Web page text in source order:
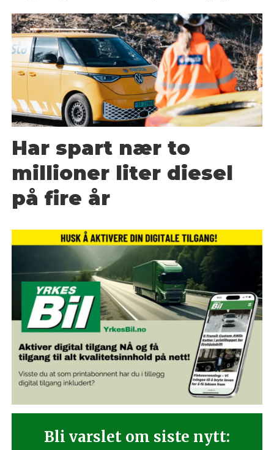
Har spart nær to
millioner liter diesel
på fire år
Bli varslet om siste nytt: